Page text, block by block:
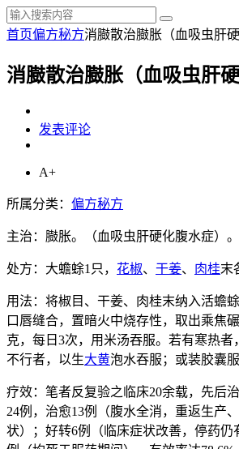
首页偏方秘方消臌散治臌胀（血吸虫肝硬
消臌散治臌胀（血吸虫肝硬
发表评论
A+
所属分类： 偏方秘方
主治：臌胀。（血吸虫肝硬化腹水症）。
处方：大蟾蜍1只， 花椒、 干姜、 肉桂末
用法：将椒目、干姜、肉桂末纳入活蟾
口唇缝合，置暗火中烧存性，取出乘焦
克，每日3次，用米汤吞服。若有寒热者
不行者，以生大黄泡水吞服；或装胶囊服
疗效：笔者反复验之临床20余载，先后
24例，治愈13例（腹水全消，重返生产
状）；好转6例（临床症状改善，停药仍